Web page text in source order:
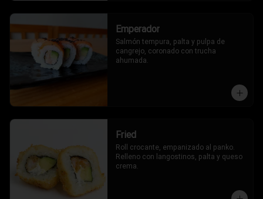
Emperador
Salmón tempura, palta y pulpa de
cangrejo, coronado con trucha
ahumada.
Fried
Roll crocante, empanizado al panko.
Relleno con langostinos, palta y queso
crema.